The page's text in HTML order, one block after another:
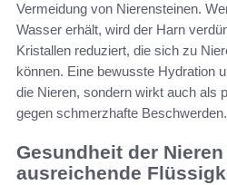
Vermeidung von Nierensteinen.
Wasser erhält, wird der Harn
Kristallen reduziert, die sich zu
können. Eine bewusste Hydration
die Nieren, sondern wirkt auch als
gegen schmerzhafte Beschwerden.
Gesundheit der
ausreichende